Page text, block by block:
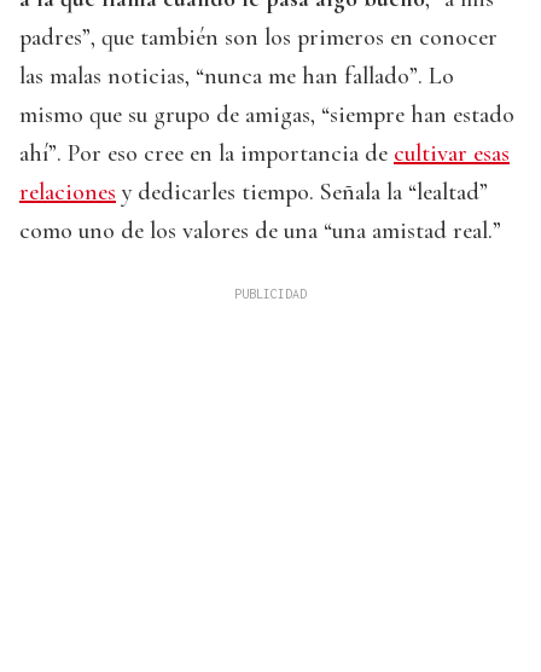
padres”, que también son los primeros en conocer
las malas noticias, “nunca me han fallado”. Lo
mismo que su grupo de amigas, “siempre han estado
ahí”. Por eso cree en la importancia de cultivar esas
relaciones y dedicarles tiempo. Señala la “lealtad”
como uno de los valores de una “una amistad real.”